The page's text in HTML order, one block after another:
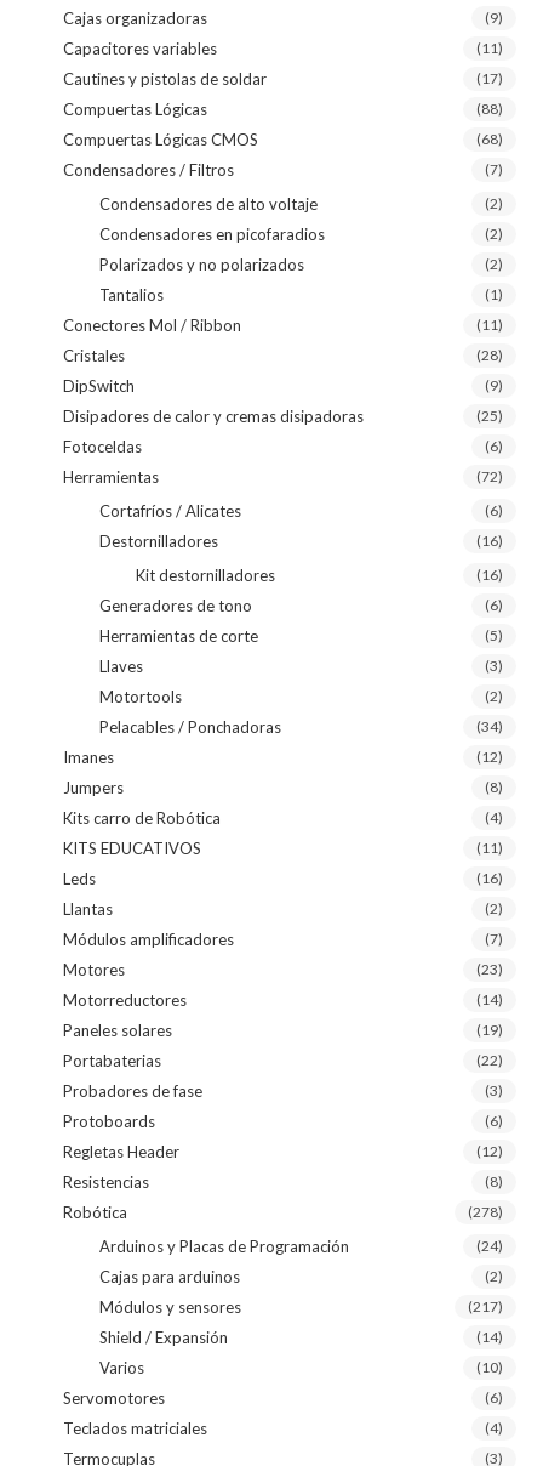
Cajas organizadoras (9)
Capacitores variables (11)
Cautines y pistolas de soldar (17)
Compuertas Lógicas (88)
Compuertas Lógicas CMOS (68)
Condensadores / Filtros (7)
Condensadores de alto voltaje (2)
Condensadores en picofaradios (2)
Polarizados y no polarizados (2)
Tantalios (1)
Conectores Mol / Ribbon (11)
Cristales (28)
DipSwitch (9)
Disipadores de calor y cremas disipadoras (25)
Fotoceldas (6)
Herramientas (72)
Cortafríos / Alicates (6)
Destornilladores (16)
Kit destornilladores (16)
Generadores de tono (6)
Herramientas de corte (5)
Llaves (3)
Motortools (2)
Pelacables / Ponchadoras (34)
Imanes (12)
Jumpers (8)
Kits carro de Robótica (4)
KITS EDUCATIVOS (11)
Leds (16)
Llantas (2)
Módulos amplificadores (7)
Motores (23)
Motorreductores (14)
Paneles solares (19)
Portabaterias (22)
Probadores de fase (3)
Protoboards (6)
Regletas Header (12)
Resistencias (8)
Robótica (278)
Arduinos y Placas de Programación (24)
Cajas para arduinos (2)
Módulos y sensores (217)
Shield / Expansión (14)
Varios (10)
Servomotores (6)
Teclados matriciales (4)
Termocuplas (3)